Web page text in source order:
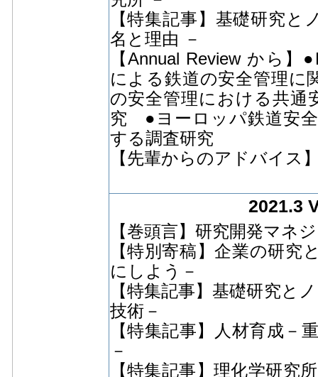
【特集記事】基礎研究
名と理由 －
【Annual Review から】
による鉄道の安全管理
の安全管理における共通
究 ●ヨーロッパ鉄道安
する調査研究
【先輩からのアドバイス
2021.3
【巻頭言】研究開発マ
【特別寄稿】企業の研
にしよう－
【特集記事】基礎研究と
技術－
【特集記事】人材育成－
－
【特集記事】理化学研究